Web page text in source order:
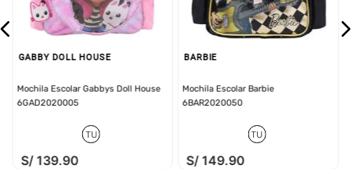
GABBY DOLL HOUSE
Mochila Escolar Gabbys Doll House
6GAD2020005
TU
S/ 139.90
BARBIE
Mochila Escolar Barbie
6BAR2020050
TU
S/ 149.90